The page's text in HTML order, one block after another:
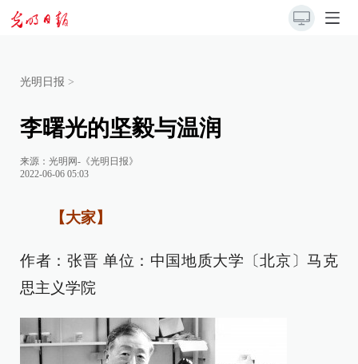
光明日报 >
李曙光的坚毅与温润
来源： 光明网-《光明日报》
2022-06-06 05:03
【大家】
作者：张晋 单位：中国地质大学〔北京〕马克
思主义学院